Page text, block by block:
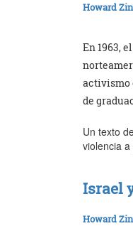
Howard
En 1963,
activismo
de
Un texto
violencia
Israel
Howard